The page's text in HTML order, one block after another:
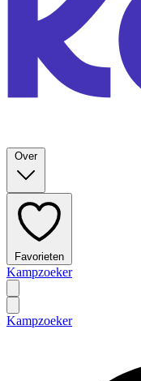
Over
Favorieten
Kampzoeker
Kampzoeker